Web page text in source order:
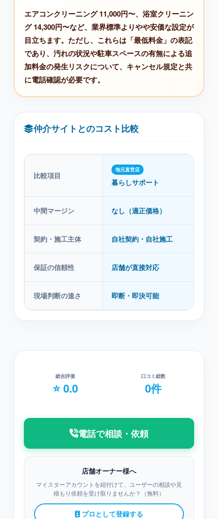
エアコンクリーニング 11,000円〜、浴室クリーニン
グ 14,300円〜など、業界標準よりやや安価な設定が
目立ちます。ただし、これらは「最低料金」の表記
であり、汚れの状況や駐車スペースの有無による追
加料金の発生リスクについて、キャンセル規定と共
に電話確認が必要です。
仲介サイトとのコスト比較
比較項目
地元直営店
暮らしサポート
中間マージン なし（適正価格）
契約・施工主体 自社契約・自社施工
保証の信頼性 店舗が直接対応
現場判断の速さ 即断・即決可能
総合評価
⭐ 0.0
口コミ総数
0件
電話で相談・依頼
店舗オーナー様へ
マイスターアカウントを紐付けて、ユーザーの相談や見
積もり依頼を受け取りませんか？（無料）
プロとして登録する